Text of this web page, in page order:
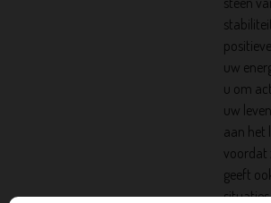
uw
u om
uw leven.
aan het
voordat
geeft
situaties.